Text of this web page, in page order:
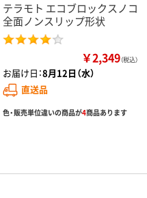
テラモト エコブロックスノコ
全面ノンスリップ形状
￥2,349（税込）
お届け日：8月12日（水）
直送品
色・販売単位違いの商品が4商品あります